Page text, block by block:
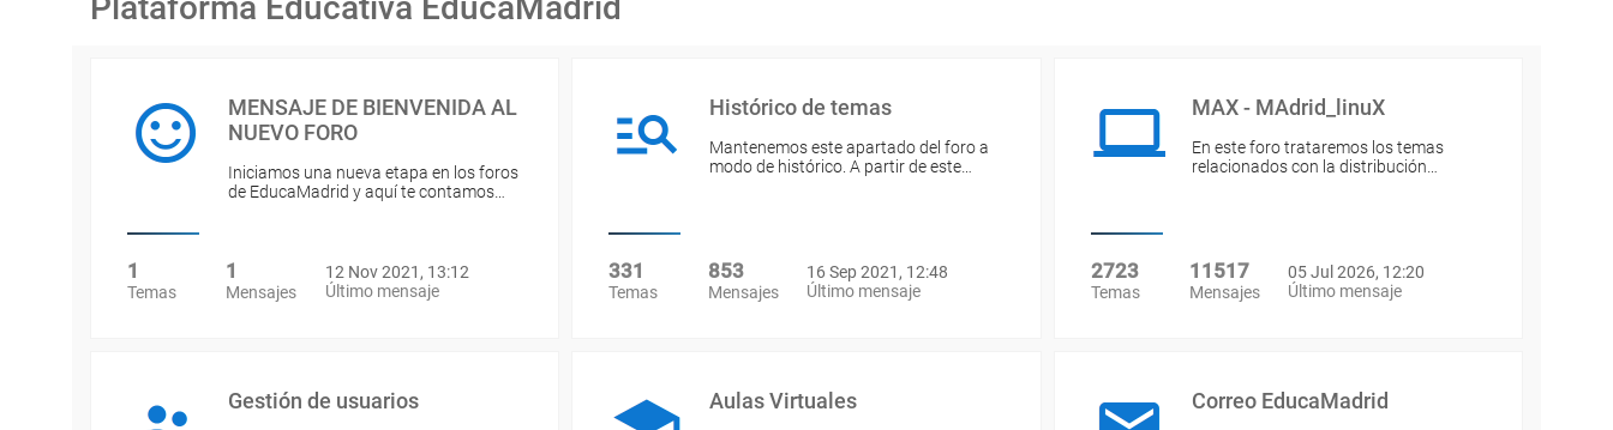
MENSAJE DE BIENVENIDA AL
NUEVO FORO
Iniciamos una nueva etapa en los foros
de EducaMadrid y aquí te contamos…
1
Temas
1
Mensajes
12 Nov 2021, 13:12
Último mensaje
Histórico de temas
Mantenemos este apartado del foro a
modo de histórico. A partir de este…
331
Temas
853
Mensajes
16 Sep 2021, 12:48
Último mensaje
MAX - MAdrid_linuX
En este foro trataremos los temas
relacionados con la distribución…
2723
Temas
11517
Mensajes
05 Jul 2026, 12:20
Último mensaje
Gestión de usuarios Aulas Virtuales Correo EducaMadrid